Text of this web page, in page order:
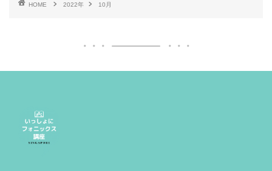
HOME 2022年 10月